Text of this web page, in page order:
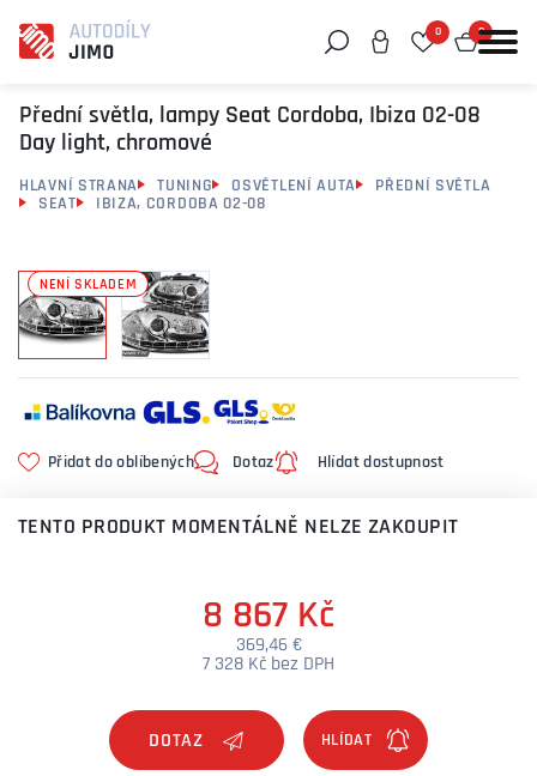
0 0
Přední světla, lampy Seat Cordoba, Ibiza 02-08
Day light, chromové
HLAVNÍ STRANA TUNING OSVĚTLENÍ AUTA
PŘEDNÍ SVĚTLA
SEAT
IBIZA, CORDOBA 02-08
NENÍ SKLADEM
Přidat do oblíbených Dotaz Hlídat dostupnost
TENTO PRODUKT MOMENTÁLNĚ NELZE ZAKOUPIT
8 867 Kč
369,46 €
7 328 Kč bez DPH
DOTAZ
Můžeme vám pomoci něco najít?